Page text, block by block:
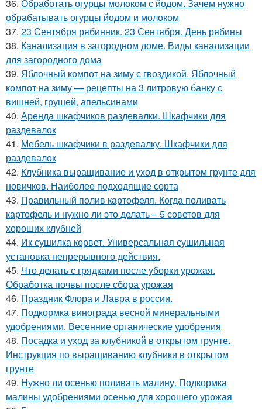
36. Обработать огурцы молоком с йодом. Зачем нужно
обрабатывать огурцы йодом и молоком
37. 23 Сентября рябинник. 23 Сентября. День рябины
38. Канализация в загородном доме. Виды канализации
для загородного дома
39. Яблочный компот на зиму с гвоздикой. Яблочный
компот на зиму — рецепты на 3 литровую банку с
вишней, грушей, апельсинами
40. Аренда шкафчиков раздевалки. Шкафчики для
раздевалок
41. Мебель шкафчики в раздевалку. Шкафчики для
раздевалок
42. Клубника выращивание и уход в открытом грунте для
новичков. Наиболее подходящие сорта
43. Правильный полив картофеля. Когда поливать
картофель и нужно ли это делать – 5 советов для
хороших клубней
44. Ик сушилка корвет. Универсальная сушильная
установка непрерывного действия.
45. Что делать с грядками после уборки урожая.
Обработка почвы после сбора урожая
46. Праздник Флора и Лавра в россии.
47. Подкормка винограда весной минеральными
удобрениями. Весенние органические удобрения
48. Посадка и уход за клубникой в открытом грунте.
Инструкция по выращиванию клубники в открытом
грунте
49. Нужно ли осенью поливать малину. Подкормка
малины удобрениями осенью для хорошего урожая